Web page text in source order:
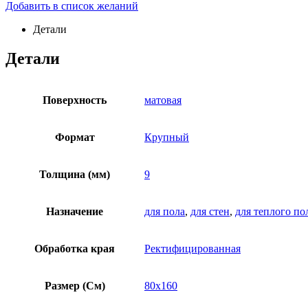
Добавить в список желаний
Детали
Детали
Поверхность матовая
Формат Крупный
Толщина (мм) 9
Назначение для пола, для стен, для теплого
Обработка края Ректифицированная
Размер (См) 80х160